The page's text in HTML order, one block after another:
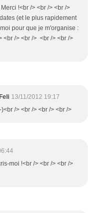
!<br /> <br /> <br />
(et le plus rapidement
pour que je m'organise :
<br /> <br /> <br /> <br />
13/11/2012 19:17
/> <br /> <br /> <br />
moi !<br /> <br /> <br />